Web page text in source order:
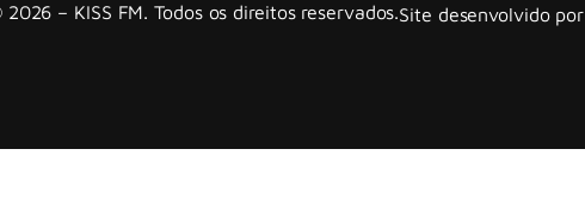
– KISS FM. Todos os direitos reservados.Site desenvolvido por